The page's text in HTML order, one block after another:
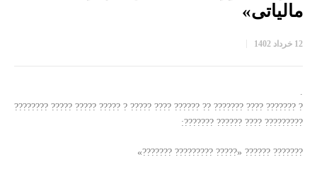
مالیاتی»
12 خرداد 1402
.
? ??????? ???? ??????? ?? ?????? ???? ????? ? ????? ????? ????? ????????
????????? ???? ?????? ???????:
??????? ?????? «????? ????????? ???????»